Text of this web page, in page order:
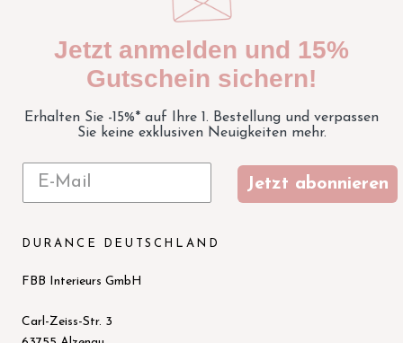
Jetzt anmelden und 15%
Gutschein sichern!
Erhalten Sie -15%* auf Ihre 1. Bestellung und verpassen
Sie keine exklusiven Neuigkeiten mehr.
Jetzt abonnieren
DURANCE DEUTSCHLAND
FBB Interieurs GmbH
Carl-Zeiss-Str. 3